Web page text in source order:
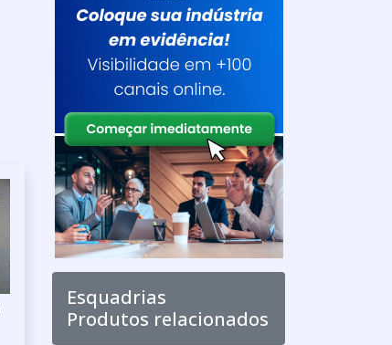
Esquadrias
Produtos relacionados